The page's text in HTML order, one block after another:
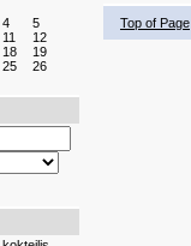
4
5
11
12
18
19
25
26
Top of Page